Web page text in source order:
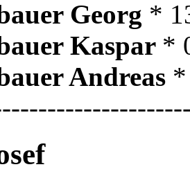
Georg *
Kaspar *
Andreas *